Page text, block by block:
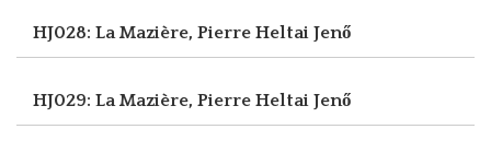
HJ028: La Mazière, Pierre Heltai Jenő
HJ029: La Mazière, Pierre Heltai Jenő